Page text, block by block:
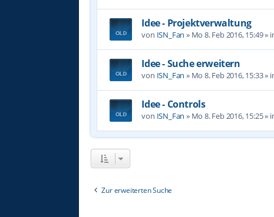
Idee - Projektverwaltung
von ISN_Fan » Mo 8. Feb 2016, 15:49»
Idee - Suche erweitern
von ISN_Fan » Mo 8. Feb 2016, 15:33»
Idee - Controls
von ISN_Fan » Mo 8. Feb 2016, 15:25»
Zur erweiterten Suche